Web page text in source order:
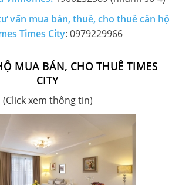
vấn mua bán, thuê, cho thuê căn hộ
Times City: 0979229966
MUA BÁN, CHO THUÊ TIMES
CITY
(Click xem thông tin)